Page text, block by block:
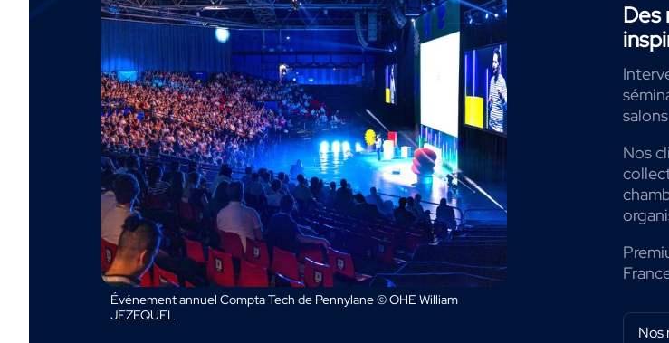
Événement annuel Compta Tech de Pennylane © OHE William
JEZEQUEL
Des
Nos
Nos